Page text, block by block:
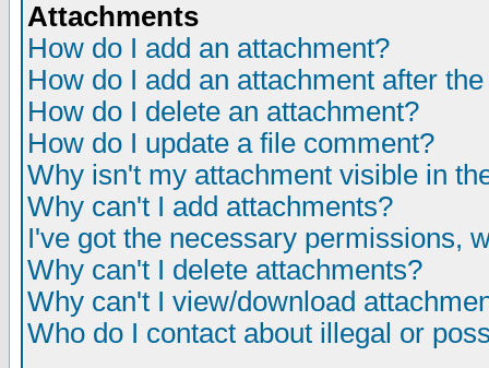
Attachments
How do I add an attachment?
How do I add an attachment after
How do I delete an attachment?
How do I update a file comment?
Why isn't my attachment visible in
Why can't I add attachments?
I've got the necessary permissions,
Why can't I delete attachments?
Why can't I view/download
Who do I contact about illegal or